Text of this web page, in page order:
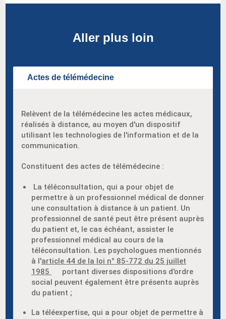
Aller plus loin
Actes de télémédecine
Relèvent de la télémédecine les actes médicaux,
réalisés à distance, au moyen d'un dispositif
utilisant les technologies de l'information et de la
communication.
Constituent des actes de télémédecine :
La téléconsultation, qui a pour objet de
permettre à un professionnel médical de donner
une consultation à distance à un patient. Un
professionnel de santé peut être présent auprès
du patient et, le cas échéant, assister le
professionnel médical au cours de la
téléconsultation. Les psychologues mentionnés
à l'article 44 de la loi n° 85-772 du 25 juillet
1985
portant diverses dispositions d'ordre
social peuvent également être présents auprès
du patient ;
La téléexpertise, qui a pour objet de permettre à